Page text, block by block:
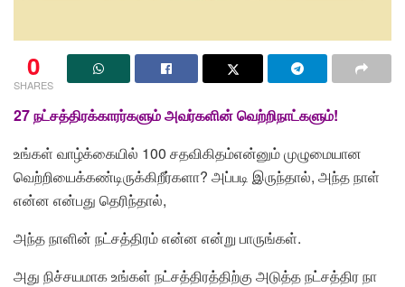
0
SHARES
27 நட்சத்திரக்காரர்களும் அவர்களின் வெற்றிநாட்களும்!
உங்கள் வாழ்க்கையில் 100 சதவிகிதம்என்னும் முழுமையான
வெற்றியைக்கண்டிருக்கிறீர்களா? அப்படி இருந்தால், அந்த நாள்
என்ன என்பது தெரிந்தால்,
அந்த நாளின் நட்சத்திரம் என்ன என்று பாருங்கள்.
அது நிச்சயமாக உங்கள் நட்சத்திரத்திற்கு அடுத்த நட்சத்திர நா